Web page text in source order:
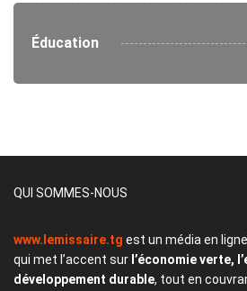
Éducation
QUI SOMMES-NOUS
www.lemissaire.tg est un média en
qui met l’accent sur l’économie verte,
développement durable, tout en